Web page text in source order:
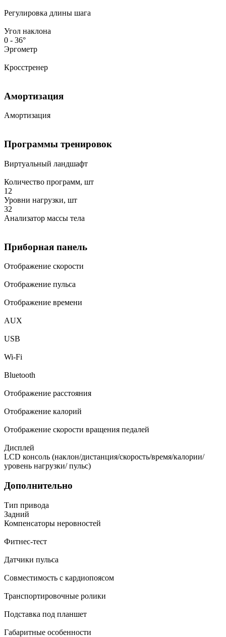
Регулировка длины шага
Угол наклона
0 - 36°
Эргометр
Кросстренер
Амортизация
Амортизация
Программы тренировок
Виртуальный ландшафт
Количество программ, шт
12
Уровни нагрузки, шт
32
Анализатор массы тела
Приборная панель
Отображение скорости
Отображение пульса
Отображение времени
AUX
USB
Wi-Fi
Bluetooth
Отображение расстояния
Отображение калорий
Отображение скорости вращения педалей
Дисплей
LCD консоль (наклон/дистанция/скорость/время/калории/
уровень нагрузки/ пульс)
Дополнительно
Тип привода
Задний
Компенсаторы неровностей
Фитнес-тест
Датчики пульса
Совместимость с кардиопоясом
Транспортировочные ролики
Подставка под планшет
Габаритные особенности